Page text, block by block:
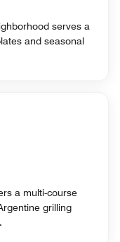
serves a
and seasonal
a multi-course
grilling